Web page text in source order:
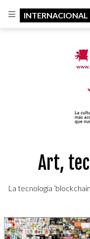
INTERNACIONAL
Art,
La tecnologia